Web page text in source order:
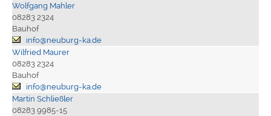
Wolfgang Mahler
08283 2324
Bauhof
info@neuburg-ka.de
Wilfried Maurer
08283 2324
Bauhof
info@neuburg-ka.de
Martin Schließler
08283 9985-15